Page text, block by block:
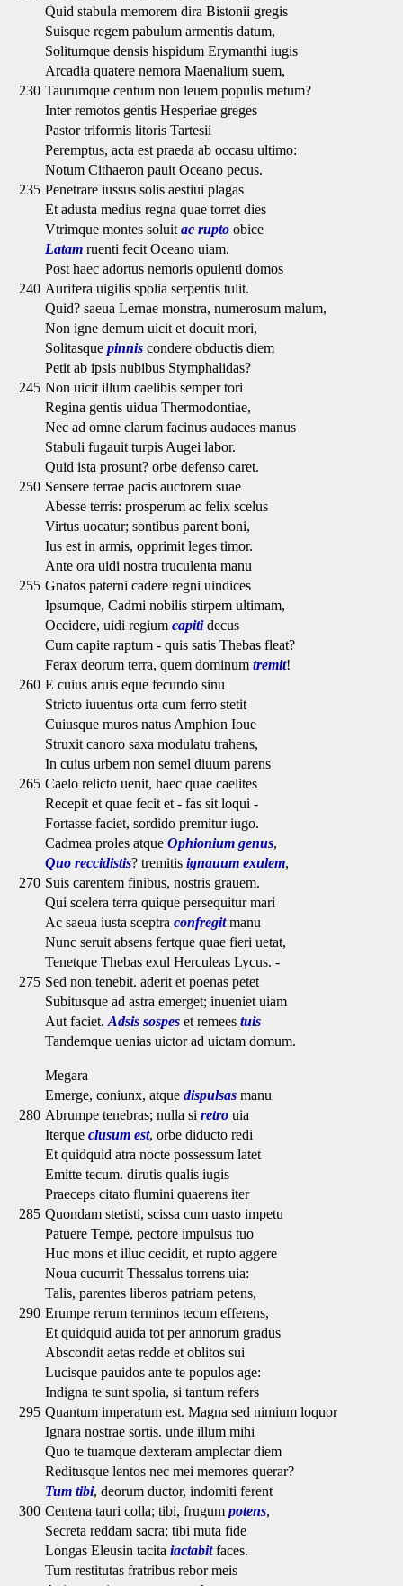
Quid stabula memorem dira Bistonii gregis
Suisque regem pabulum armentis datum,
Solitumque densis hispidum Erymanthi iugis
Arcadia quatere nemora Maenalium suem,
230 Taurumque centum non leuem populis metum?
Inter remotos gentis Hesperiae greges
Pastor triformis litoris Tartesii
Peremptus, acta est praeda ab occasu ultimo:
Notum Cithaeron pauit Oceano pecus.
235 Penetrare iussus solis aestiui plagas
Et adusta medius regna quae torret dies
Vtrimque montes soluit ac rupto obice
Latam ruenti fecit Oceano uiam.
Post haec adortus nemoris opulenti domos
240 Aurifera uigilis spolia serpentis tulit.
Quid? saeua Lernae monstra, numerosum malum,
Non igne demum uicit et docuit mori,
Solitasque pinnis condere obductis diem
Petit ab ipsis nubibus Stymphalidas?
245 Non uicit illum caelibis semper tori
Regina gentis uidua Thermodontiae,
Nec ad omne clarum facinus audaces manus
Stabuli fugauit turpis Augei labor.
Quid ista prosunt? orbe defenso caret.
250 Sensere terrae pacis auctorem suae
Abesse terris: prosperum ac felix scelus
Virtus uocatur; sontibus parent boni,
Ius est in armis, opprimit leges timor.
Ante ora uidi nostra truculenta manu
255 Gnatos paterni cadere regni uindices
Ipsumque, Cadmi nobilis stirpem ultimam,
Occidere, uidi regium capitidecus
Cum capite raptum - quis satis Thebas fleat?
Ferax deorum terra, quem dominum tremit!
260 E cuius aruis eque fecundo sinu
Stricto iuuentus orta cum ferro stetit
Cuiusque muros natus Amphion Ioue
Struxit canoro saxa modulatu trahens,
In cuius urbem non semel diuum parens
265 Caelo relicto uenit, haec quae caelites
Recepit et quae fecit et - fas sit loqui -
Fortasse faciet, sordido premitur iugo.
Cadmea proles atque Ophionium genus,
Quo reccidistis? tremitis ignauum exulem,
270 Suis carentem finibus, nostris grauem.
Qui scelera terra quique persequitur mari
Ac saeua iusta sceptra confregitmanu
Nunc seruit absens fertque quae fieri uetat,
Tenetque Thebas exul Herculeas Lycus. -
275 Sed non tenebit. aderit et poenas petet
Subitusque ad astra emerget; inueniet uiam
Aut faciet. Adsis sospes et remees tuis
Tandemque uenias uictor ad uictam domum.
Megara
Emerge, coniunx, atque dispulsas manu
280 Abrumpe tenebras; nulla si retro uia
Iterque clusum est, orbe diducto redi
Et quidquid atra nocte possessum latet
Emitte tecum. dirutis qualis iugis
Praeceps citato flumini quaerens iter
285 Quondam stetisti, scissa cum uasto impetu
Patuere Tempe, pectore impulsus tuo
Huc mons et illuc cecidit, et rupto aggere
Noua cucurrit Thessalus torrens uia:
Talis, parentes liberos patriam petens,
290 Erumpe rerum terminos tecum efferens,
Et quidquid auida tot per annorum gradus
Abscondit aetas redde et oblitos sui
Lucisque pauidos ante te populos age:
Indigna te sunt spolia, si tantum refers
295 Quantum imperatum est. Magna sed nimium loquor
Ignara nostrae sortis. unde illum mihi
Quo te tuamque dexteram amplectar diem
Reditusque lentos nec mei memores querar?
Tum tibi, deorum ductor, indomiti ferent
300 Centena tauri colla; tibi, frugum potens,
Secreta reddam sacra; tibi muta fide
Longas Eleusin tacita iactabitfaces.
Tum restitutas fratribus rebor meis